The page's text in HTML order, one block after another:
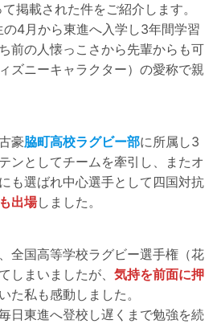
e
b
k
掲載された件をご紹介します。
4月から東進へ入学し3年間学習
前の人懐っこさから先輩からも可
ィズニーキャラクター）の愛称で親
豪脇町高校ラグビー部に所属し3
ンとしてチームを牽引し、またオ
も選ばれ中心選手として四国対抗
出場しました。
全国高等学校ラグビー選手権（花
しまいましたが、 気持を前面に押
た私も感動しました。
日東進へ登校し遅くまで勉強を続